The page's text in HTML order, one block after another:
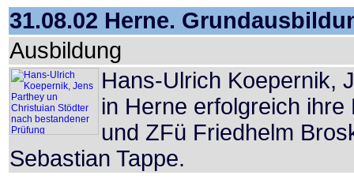
31.08.02 Herne.
Ausbildung
Hans-Ulrich Koepernik,
in Herne erfolgreich
und ZFü Friedhelm
Sebastian Tappe.